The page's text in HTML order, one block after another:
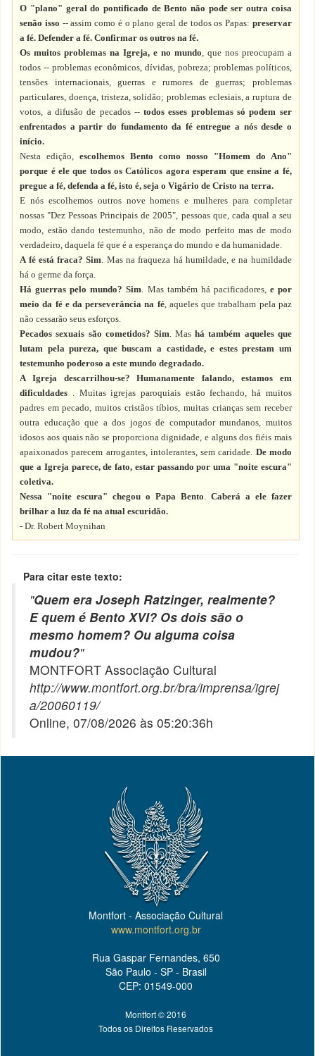
O "plano" geral do pontificado de Bento não pode ser outra coisa
senão isso -- assim como é o plano geral de todos os Papas: preservar
a fé. Defender a fé. Confirmar os outros na fé.
Os muitos problemas na Igreja, e no mundo, que nos preocupam a
todos -- problemas econômicos, dívidas, pobreza; problemas políticos,
tensões internacionais, guerras e rumores de guerras; problemas
particulares, doença, tristeza, solidão; problemas eclesiais, a ruptura de
votos, a difusão de pecados --todos esses problemas só podem ser
enfrentados a partir do fundamento da fé entregue a nós desde o
início.
Nesta edição,escolhemos Bento como nosso "Homem do Ano"
porque é ele que todos os Católicos agora esperam que ensine a fé,
pregue a fé, defenda a fé, isto é, seja o Vigário de Cristo na terra.
E nós escolhemos outros nove homens e mulheres para completar
nossas "Dez Pessoas Principais de 2005", pessoas que, cada qual a seu
modo, estão dando testemunho, não de modo perfeito mas de modo
verdadeiro, daquela fé que é a esperança do mundo e da humanidade.
A fé está fraca? Sim. Mas na fraqueza há humildade, e na humildade
há o germe da força.
Há guerras pelo mundo? Sim. Mas também há pacificadores, e por
meio da fé e da perseverância na fé, aqueles que trabalham pela paz
não cessarão seus esforços.
Pecados sexuais são cometidos? Sim. Mashá também aqueles que
lutam pela pureza, que buscam a castidade, e estes prestam um
testemunho poderoso a este mundo degradado.
A Igreja descarrilhou-se? Humanamente falando, estamos em
dificuldades . Muitas igrejas paroquiais estão fechando, há muitos
padres em pecado, muitos cristãos tíbios, muitas crianças sem receber
outra educação que a dos jogos de computador mundanos, muitos
idosos aos quais não se proporciona dignidade, e alguns dos fiéis mais
apaixonados parecem arrogantes, intolerantes, sem caridade. De modo
que a Igreja parece, de fato, estar passando por uma "noite escura"
coletiva.
Nessa "noite escura" chegou o Papa Bento. Caberá a ele fazer
brilhar a luz da fé na atual escuridão.
- Dr. Robert Moynihan
Para citar este texto:
"Quem era Joseph Ratzinger, realmente?
E quem é Bento XVI? Os dois são o
mesmo homem? Ou alguma coisa
mudou?"
MONTFORT Associação Cultural
http://www.montfort.org.br/bra/imprensa/igrej
a/20060119/
Online, 07/08/2026 às 05:20:36h
Montfort - Associação Cultural
www.montfort.org.br
Rua Gaspar Fernandes, 650
São Paulo - SP - Brasil
CEP: 01549-000
Montfort © 2016
Todos os Direitos Reservados